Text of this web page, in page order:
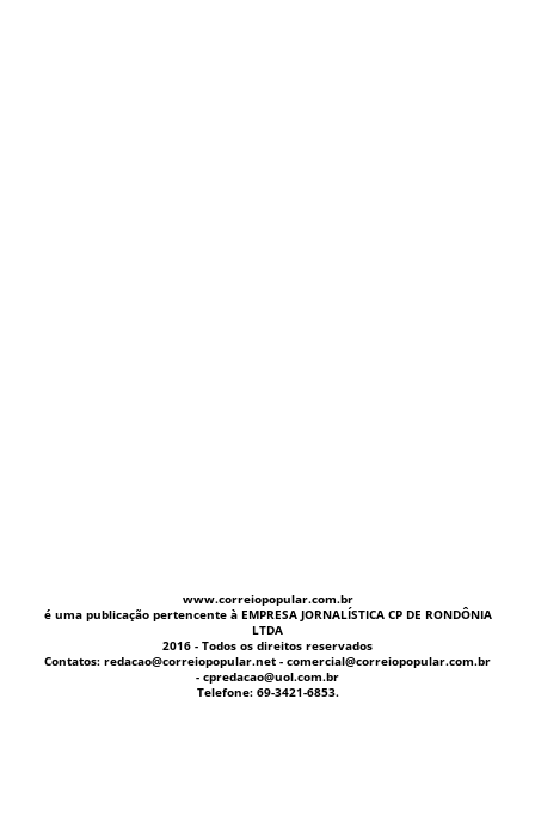
www.correiopopular.com.br
é uma publicação pertencente à EMPRESA JORNALÍSTICA CP DE RONDÔNIA
LTDA
2016 - Todos os direitos reservados
Contatos: redacao@correiopopular.net - comercial@correiopopular.com.br
- cpredacao@uol.com.br
Telefone: 69-3421-6853.